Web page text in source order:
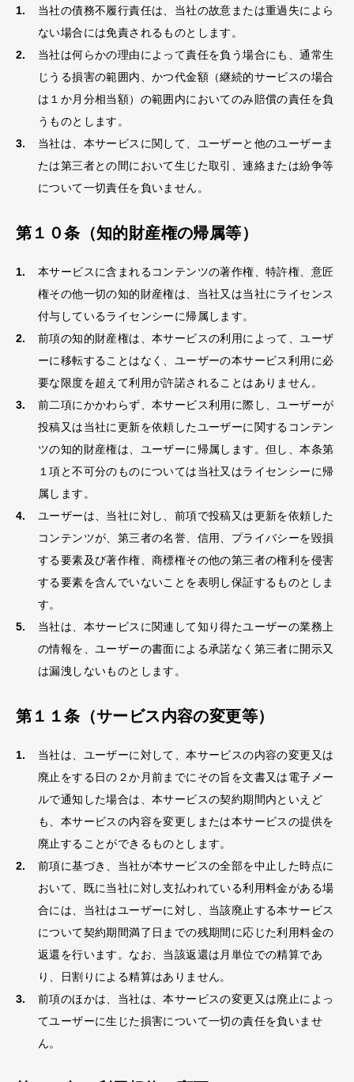
当社の債務不履行責任は、当社の故意または重過失によら
ない場合には免責されるものとします。
当社は何らかの理由によって責任を負う場合にも、通常生
じうる損害の範囲内、かつ代金額（継続的サービスの場合
は１か月分相当額）の範囲内においてのみ賠償の責任を負
うものとします。
当社は、本サービスに関して、ユーザーと他のユーザーま
たは第三者との間において生じた取引、連絡または紛争等
について一切責任を負いません。
第１０条（知的財産権の帰属等）
本サービスに含まれるコンテンツの著作権、特許権、意匠
権その他一切の知的財産権は、当社又は当社にライセンス
付与しているライセンシーに帰属します。
前項の知的財産権は、本サービスの利用によって、ユーザ
ーに移転することはなく、ユーザーの本サービス利用に必
要な限度を超えて利用が許諾されることはありません。
前二項にかかわらず、本サービス利用に際し、ユーザーが
投稿又は当社に更新を依頼したユーザーに関するコンテン
ツの知的財産権は、ユーザーに帰属します。但し、本条第
１項と不可分のものについては当社又はライセンシーに帰
属します。
ユーザーは、当社に対し、前項で投稿又は更新を依頼した
コンテンツが、第三者の名誉、信用、プライバシーを毀損
する要素及び著作権、商標権その他の第三者の権利を侵害
する要素を含んでいないことを表明し保証するものとしま
す。
当社は、本サービスに関連して知り得たユーザーの業務上
の情報を、ユーザーの書面による承諾なく第三者に開示又
は漏洩しないものとします。
第１１条（サービス内容の変更等）
当社は、ユーザーに対して、本サービスの内容の変更又は
廃止をする日の２か月前までにその旨を文書又は電子メー
ルで通知した場合は、本サービスの契約期間内といえど
も、本サービスの内容を変更しまたは本サービスの提供を
廃止することができるものとします。
前項に基づき、当社が本サービスの全部を中止した時点に
おいて、既に当社に対し支払われている利用料金がある場
合には、当社はユーザーに対し、当該廃止する本サービス
について契約期間満了日までの残期間に応じた利用料金の
返還を行います。なお、当該返還は月単位での精算であ
り、日割りによる精算はありません。
前項のほかは、当社は、本サービスの変更又は廃止によっ
てユーザーに生じた損害について一切の責任を負いませ
ん。